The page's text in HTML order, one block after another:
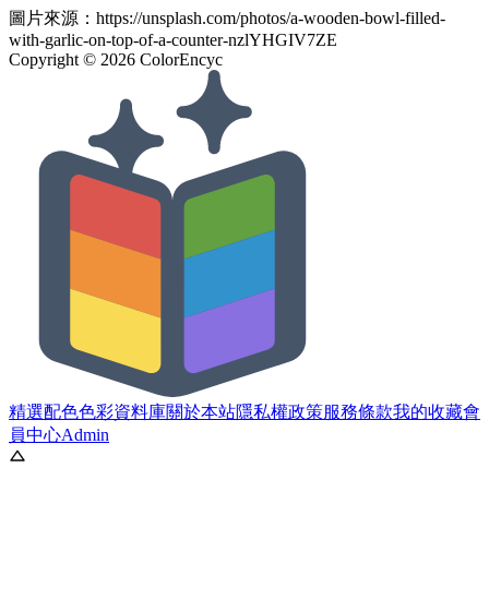
圖片來源： https://unsplash.com/photos/a-wooden-bowl-filled-
with-garlic-on-top-of-a-counter-nzlYHGIV7ZE
Copyright © 2026 ColorEncyc
精選配色色彩資料庫關於本站隱私權政策服務條款我的收藏會
員中心Admin